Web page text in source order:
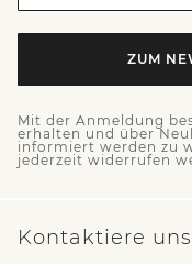
ZUM
Mit der Anmeldung
erhalten und über
informiert werden zu
jederzeit widerrufen
Kontaktiere uns